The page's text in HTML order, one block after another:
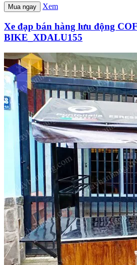
Mua ngay Xem
Xe đạp bán hàng lưu động
BIKE_XDALU155